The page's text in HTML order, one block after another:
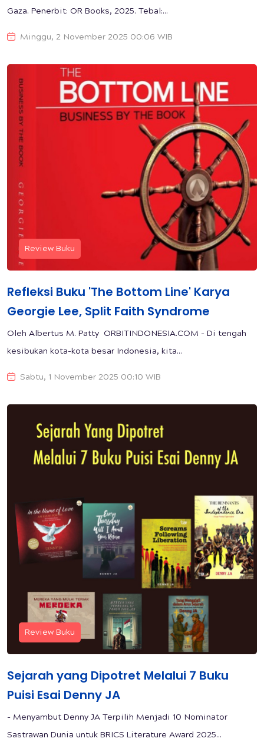
Gaza. Penerbit: OR Books, 2025. Tebal:...
Minggu, 2 November 2025 00:06 WIB
Review Buku
Refleksi Buku 'The Bottom Line' Karya
Georgie Lee, Split Faith Syndrome
Oleh Albertus M. Patty ORBITINDONESIA.COM - Di tengah
kesibukan kota-kota besar Indonesia, kita...
Sabtu, 1 November 2025 00:10 WIB
Review Buku
Sejarah yang Dipotret Melalui 7 Buku
Puisi Esai Denny JA
- Menyambut Denny JA Terpilih Menjadi 10 Nominator
Sastrawan Dunia untuk BRICS Literature Award 2025...